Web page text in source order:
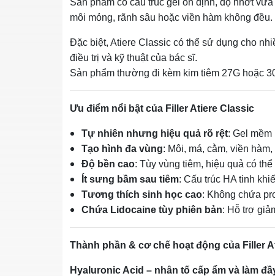
Sản phẩm có cấu trúc gel ổn định, độ nhớt
môi mỏng, rãnh sâu hoặc viền hàm không đều.
Đặc biệt, Atiere Classic có thể sử dụng cho
điều trị và kỹ thuật của bác sĩ.
Sản phẩm thường đi kèm kim tiêm 27G hoặc
Ưu điểm nổi bật của Filler Atiere Classic
Tự nhiên nhưng hiệu quả rõ rệt: Gel
Tạo hình đa vùng: Môi, má, cằm, viền
Độ bền cao: Tùy vùng tiêm, hiệu quả có thể
Ít sưng bầm sau tiêm: Cấu trúc HA tinh
Tương thích sinh học cao: Không chứa
Chứa Lidocaine tùy phiên bản: Hỗ trợ
Thành phần & cơ chế hoạt động của Filler
Hyaluronic Acid – nhân tố cấp ẩm và làm